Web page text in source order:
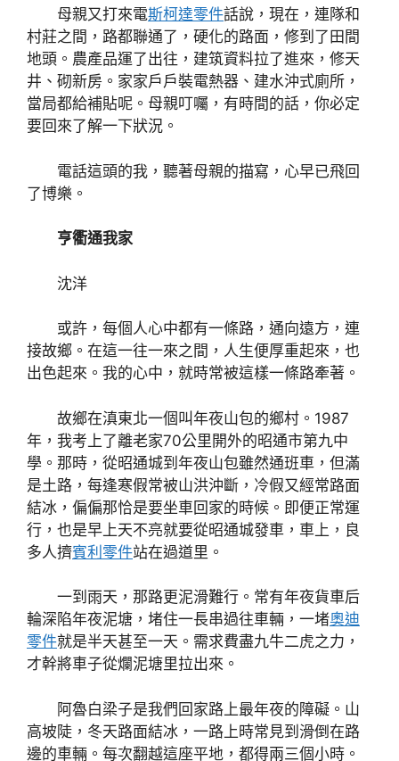
母親又打來電斯柯達零件話說，現在，連隊和
村莊之間，路都聯通了，硬化的路面，修到了田間
地頭。農產品運了出往，建筑資料拉了進來，修天
井、砌新房。家家戶戶裝電熱器、建水沖式廁所，
當局都給補貼呢。母親叮囑，有時間的話，你必定
要回來了解一下狀況。
電話這頭的我，聽著母親的描寫，心早已飛回
了博樂。
亨衢通我家
沈洋
或許，每個人心中都有一條路，通向遠方，連
接故鄉。在這一往一來之間，人生便厚重起來，也
出色起來。我的心中，就時常被這樣一條路牽著。
故鄉在滇東北一個叫年夜山包的鄉村。1987
年，我考上了離老家70公里開外的昭通市第九中
學。那時，從昭通城到年夜山包雖然通班車，但滿
是土路，每逢寒假常被山洪沖斷，冷假又經常路面
結冰，偏偏那恰是要坐車回家的時候。即便正常運
行，也是早上天不亮就要從昭通城發車，車上，良
多人擠賓利零件站在過道里。
一到雨天，那路更泥滑難行。常有年夜貨車后
輪深陷年夜泥塘，堵住一長串過往車輛，一堵奧迪
零件就是半天甚至一天。需求費盡九牛二虎之力，
才幹將車子從爛泥塘里拉出來。
阿魯白梁子是我們回家路上最年夜的障礙。山
高坡陡，冬天路面結冰，一路上時常見到滑倒在路
邊的車輛。每次翻越這座平地，都得兩三個小時。